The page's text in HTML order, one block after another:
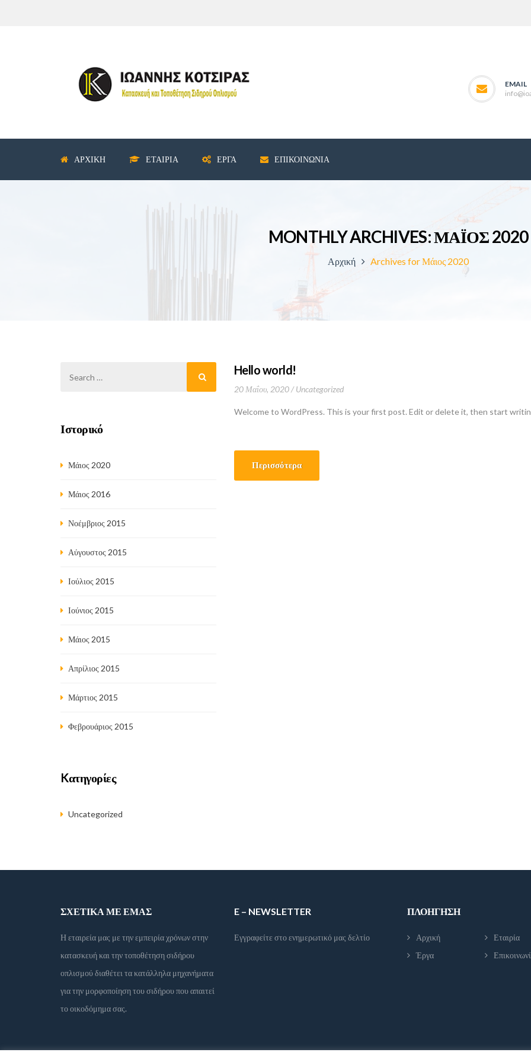
EMAIL
ΑΡΧΙΚΉ ΕΤΑΙΡΊΑ ΈΡΓΑ ΕΠΙΚΟΙΝΩΝΊΑ
MONTHLY ARCHIVES: ΜΆΙΟΣ 2020
Αρχική Archives for Μάιος 2020
Hello world!
20 Μαΐου, 2020 Uncategorized
Welcome to WordPress. This is your first post. Edit or delete it, then start
Περισσότερα
Ιστορικό
Μάιος 2020
Μάιος 2016
Νοέμβριος 2015
Αύγουστος 2015
Ιούλιος 2015
Ιούνιος 2015
Μάιος 2015
Απρίλιος 2015
Μάρτιος 2015
Φεβρουάριος 2015
Kατηγορίες
Uncategorized
ΣΧΕΤΙΚΆ ΜΕ ΕΜΆΣ
Η εταιρεία μας με την εμπειρία χρόνων στην
κατασκευή και την τοποθέτηση σιδήρου
οπλισμού διαθέτει τα κατάλληλα μηχανήματα
για την μορφοποίηση του σιδήρου που απαιτεί
το οικοδόμημα σας.
E – NEWSLETTER
Εγγραφείτε στο ενημερωτικό μας δελτίο
ΠΛΟΉΓΗΣΗ
Αρχική
Εταιρία
Έργα